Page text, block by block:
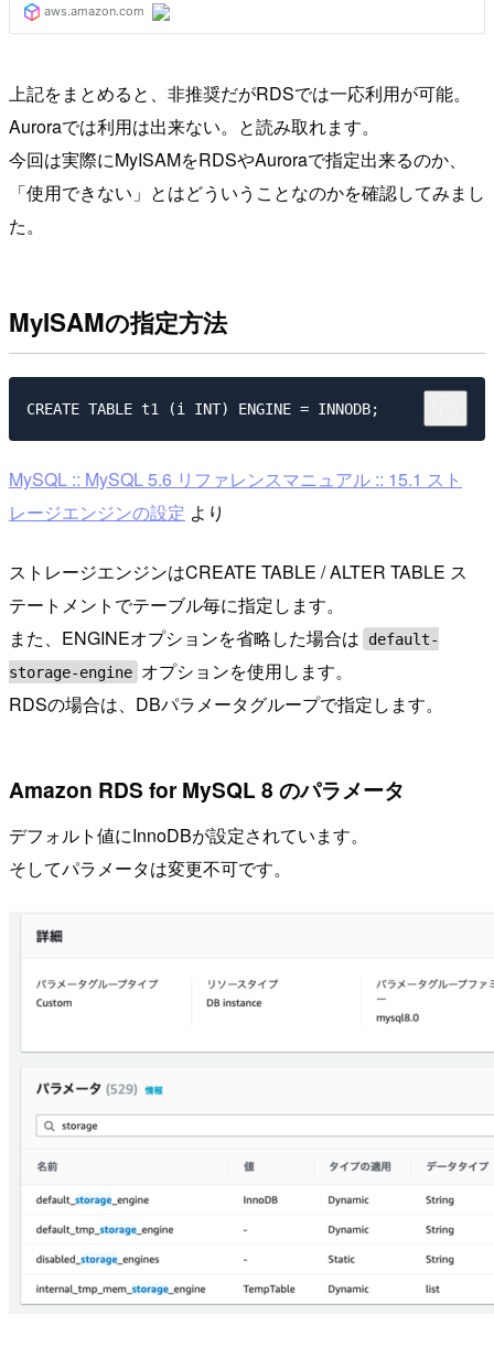
上記をまとめると、非推奨だがRDSでは一応利用が可能。
Auroraでは利用は出来ない。と読み取れます。
今回は実際にMyISAMをRDSやAuroraで指定出来るのか、
「使用できない」とはどういうことなのかを確認してみまし
た。
MyISAMの指定方法
MySQL :: MySQL 5.6 リファレンスマニュアル :: 15.1 スト
レージエンジンの設定 より
ストレージエンジンはCREATE TABLE / ALTER TABLE ス
テートメントでテーブル毎に指定します。
また、ENGINEオプションを省略した場合は
default-
storage-engine オプションを使用します。
RDSの場合は、DBパラメータグループで指定します。
Amazon RDS for MySQL 8 のパラメータ
デフォルト値にInnoDBが設定されています。
そしてパラメータは変更不可です。